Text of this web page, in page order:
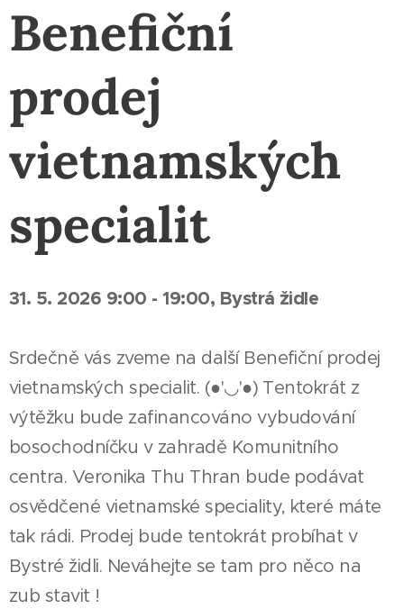
Benefiční
prodej
vietnamských
specialit
31. 5. 2026 9:00 - 19:00, Bystrá židle
Srdečně vás zveme na další Benefiční prodej
vietnamských specialit. (●'◡'●) Tentokrát z
výtěžku bude zafinancováno vybudování
bosochodníčku v zahradě Komunitního
centra. Veronika Thu Thran bude podávat
osvědčené vietnamské speciality, které máte
tak rádi. Prodej bude tentokrát probíhat v
Bystré židli. Neváhejte se tam pro něco na
zub stavit !